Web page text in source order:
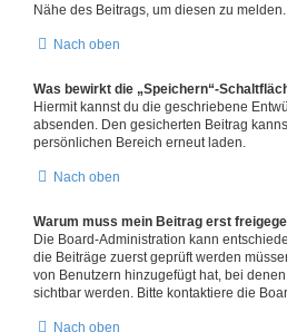
Nähe des Beitrags, um diesen zu
Nach oben
Was bewirkt die „Speichern“-
Hiermit kannst du die geschriebene
absenden. Den gesicherten Beitrag
persönlichen Bereich erneut laden.
Nach oben
Warum muss mein Beitrag erst
Die Board-Administration kann
die Beiträge zuerst geprüft werden
von Benutzern hinzugefügt hat, bei
sichtbar werden. Bitte kontaktiere die
Nach oben